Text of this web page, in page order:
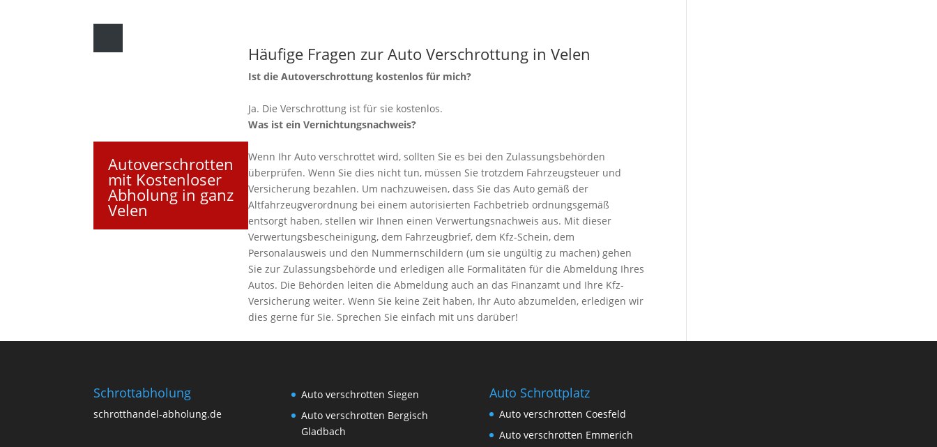
Autoverschrotten
mit Kostenloser
Abholung in ganz
Velen
Häufige Fragen zur Auto Verschrottung in Velen
Ist die Autoverschrottung kostenlos für mich?
Ja. Die Verschrottung ist für sie kostenlos.
Was ist ein Vernichtungsnachweis?
Wenn Ihr Auto verschrottet wird, sollten Sie es bei den Zulassungsbehörden
überprüfen. Wenn Sie dies nicht tun, müssen Sie trotzdem Fahrzeugsteuer und
Versicherung bezahlen. Um nachzuweisen, dass Sie das Auto gemäß der
Altfahrzeugverordnung bei einem autorisierten Fachbetrieb ordnungsgemäß
entsorgt haben, stellen wir Ihnen einen Verwertungsnachweis aus. Mit dieser
Verwertungsbescheinigung, dem Fahrzeugbrief, dem Kfz-Schein, dem
Personalausweis und den Nummernschildern (um sie ungültig zu machen) gehen
Sie zur Zulassungsbehörde und erledigen alle Formalitäten für die Abmeldung Ihres
Autos. Die Behörden leiten die Abmeldung auch an das Finanzamt und Ihre Kfz-
Versicherung weiter. Wenn Sie keine Zeit haben, Ihr Auto abzumelden, erledigen wir
dies gerne für Sie. Sprechen Sie einfach mit uns darüber!
Schrottabholung
schrotthandel-abholung.de
Auto verschrotten Siegen
Auto verschrotten Bergisch
Gladbach
Auto Schrottplatz
Auto verschrotten Coesfeld
Auto verschrotten Emmerich